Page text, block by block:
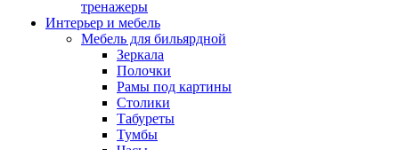
тренажеры
Интерьер и мебель
Мебель для бильярдной
Зеркала
Полочки
Рамы под картины
Столики
Табуреты
Тумбы